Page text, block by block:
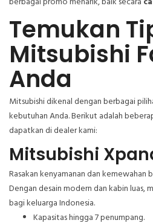
Temukan
Mitsubishi
Anda
Mitsubishi dikenal dengan berbagai
kebutuhan Anda. Berikut adalah
dapatkan di dealer kami:
Mitsubishi
Rasakan kenyamanan dan kemewahan
Dengan desain modern dan kabin luas,
bagi keluarga Indonesia.
Kapasitas hingga 7 penumpang.